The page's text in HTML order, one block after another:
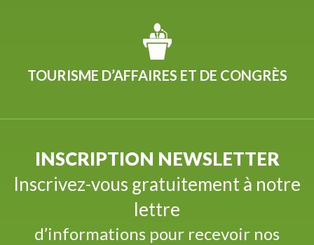
TOURISME D’AFFAIRES ET DE CONGRÈS
INSCRIPTION NEWSLETTER
Inscrivez-vous gratuitement à notre
lettre
d’informations pour recevoir nos